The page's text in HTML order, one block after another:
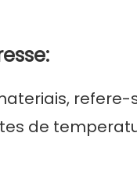
de